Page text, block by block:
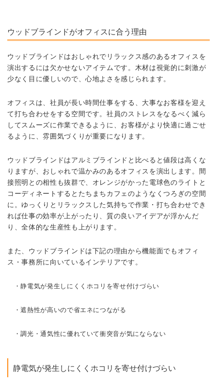
ウッドブラインドがオフィスに合う理由
ウッドブラインドはおしゃれでリラックス感のあるオフィスを
演出するには欠かせないアイテムです。木材は視覚的に刺激が
少なく目に優しいので、心地よさを感じられます。
オフィスは、社員が長い時間仕事をする、大事なお客様を迎え
て打ち合わせをする空間です。社員のストレスをなるべく減ら
してスムーズに作業できるように、お客様がより快適に過ごせ
るように、雰囲気づくりが重要になります。
ウッドブラインドはアルミブラインドと比べると値段は高くな
りますが、おしゃれで温かみのあるオフィスを演出します。間
接照明との相性も抜群で、オレンジがかった電球色のライトと
コーディネートするとたちまちカフェのようなくつろぎの空間
に。ゆっくりとリラックスした気持ちで作業・打ち合わせでき
れば仕事の効率が上がったり、質の良いアイデアが浮かんだ
り、全体的な生産性も上がります。
また、ウッドブラインドは下記の理由から機能面でもオフィ
ス・事務所に向いているインテリアです。
・静電気が発生しにくくホコリを寄せ付けづらい
・遮熱性が高いので省エネにつながる
・調光・通気性に優れていて衝突音が気にならない
静電気が発生しにくくホコリを寄せ付けづらい